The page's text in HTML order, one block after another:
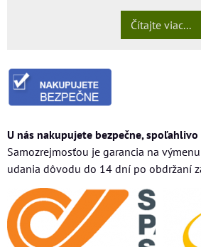
Čítajte viac...
U nás nakupujete bezpečne,
Samozrejmosťou je garancia na
udania dôvodu do 14 dní po obdržaní